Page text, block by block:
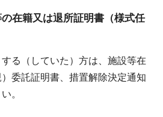
在籍又は退所証明書（様式任
る（していた）方は、施設等在
委託証明書、措置解除決定通知
。